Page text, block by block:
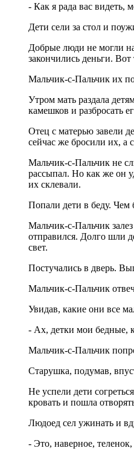
- Как я рада вас видеть,
Дети сели за стол и
Добрые люди не могли
закончились деньги.
Мальчик-с-Пальчик их
Утром мать раздала
камешков и разбросать
Отец с матерью завели
сейчас же бросили их, а
Мальчик-с-Пальчик не
рассыпал. Но как же он
их склевали.
Попали дети в беду. Чем
Мальчик-с-Пальчик
отправился. Долго шли
свет.
Постучались в дверь.
Мальчик-с-Пальчик
Увидав, какие они все
- Ах, детки мои бедные,
Мальчик-с-Пальчик
Старушка, подумав,
Не успели дети
кровать и пошла
Людоед сел ужинать и
- Это, наверное,